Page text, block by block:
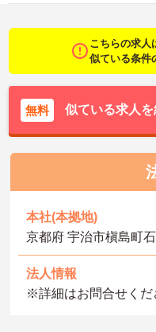
こちらの求人
似ている条件
無料 似ている求人
本社(本拠地)
京都府 宇治市槇島町
法人情報
※詳細はお問合せくだ